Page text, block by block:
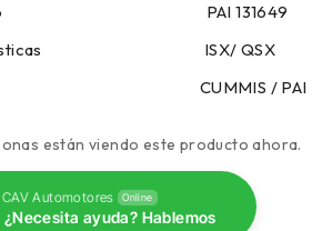
PAI 131649
ISX/ QSX
CUMMIS / PAI
están viendo este producto ahora.
CAV Automotores Online
¿Necesita ayuda? Hablemos